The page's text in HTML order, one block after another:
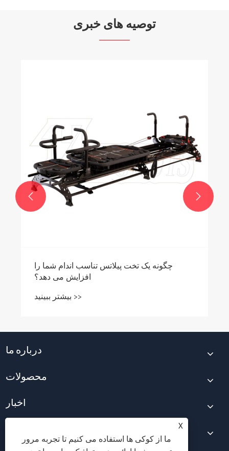
توصیه های خبری
چگونه یک تخت پیلاتس تناسب اندام شما را
افزایش می دهد؟
بیشتر ببینید >>
 
درباره ما
محصولات
اخبار
X
ما از کوکی ها استفاده می کنیم تا تجربه مرور